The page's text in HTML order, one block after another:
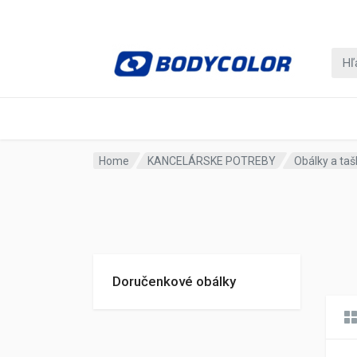
Home KANCELÁRSKE POTREBY Obálky a
Doručenkové obálky